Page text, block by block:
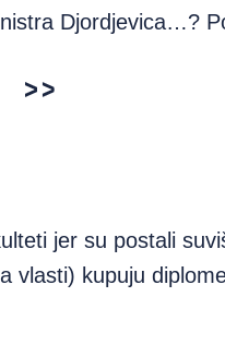
Djordjevica…?
jer su postali
vlasti) kupuju